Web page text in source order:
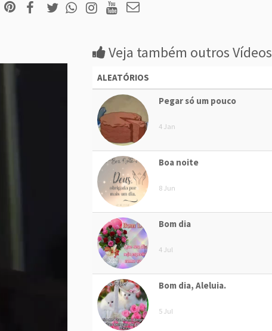
Veja também outros Vídeos
ALEATÓRIOS
Pegar só um pouco
4 Jan
Boa noite
8 Jun
Bom dia
4 Jul
Bom dia, Aleluia.
5 Jul